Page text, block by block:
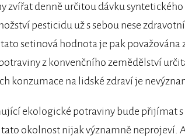
zvířat denně určitou dávku
pesticidu už s sebou nese
setinová hodnota je pak
z konvenčního zemědělství
konzumace na lidské zdraví je
ekologické potraviny bude přijímat
tato okolnost nijak významně neprojeví.